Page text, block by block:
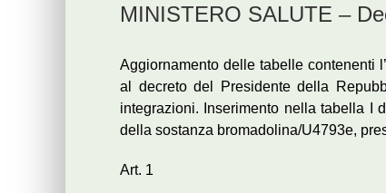
MINISTERO SALUTE –
Aggiornamento delle tabelle contenenti
al decreto del Presidente della
integrazioni. Inserimento nella tabella I
della sostanza bromadolina/U4793e,
Art. 1